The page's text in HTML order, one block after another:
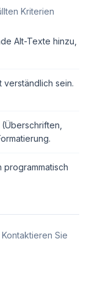
Kriterien
Alt-Texte hinzu,
verständlich sein.
programmatisch
Sie